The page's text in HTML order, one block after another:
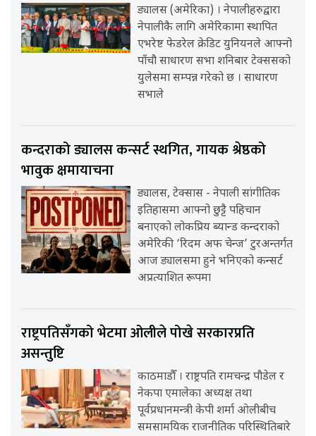
ड्यालस (अमेरिका) । नेपालीहरुद्वारा
नेपालीकै लागि अमेरिकामा स्थापित
एभरेष्ट फेडरेल क्रेडिट युनियनले आफ्नो
पाँचौ साधारण सभा शनिबार टेक्ससको
युलेसमा सम्पन्न गरेको छ । साधारण
सभाले
कन्दराको ड्यालस कन्सर्ट स्थगित, गायक श्रेष्ठको
भावुक क्षमायाचना
ड्यालस, टेक्सास - नेपाली सांगीतिक
इतिहासमा आफ्नो छुट्टै पहिचान
बनाएको लोकप्रिय ब्यान्ड कन्दराको
अमेरिकी ‘रिदम अफ चेन्ज’ टुरअन्तर्गत
आज ड्यालसमा हुने भनिएको कन्सर्ट
अप्रत्याशित रूपमा
राष्ट्रपतिसँगको भेटमा ओलीले पोखे सरकारप्रति
असन्तुष्टि
काठमाडौँ । राष्ट्रपति रामचन्द्र पौडेल र
नेकपा एमालेका अध्यक्ष तथा
पूर्वप्रधानमन्त्री केपी शर्मा ओलीबीच
समसामयिक राजनीतिक परिस्थितिबारे